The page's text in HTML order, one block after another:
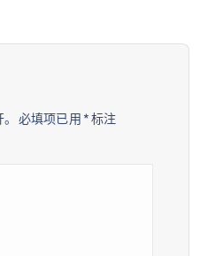
必填项已用 *标注